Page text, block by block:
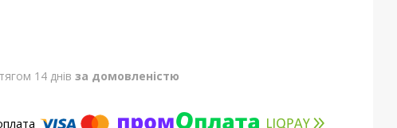
14 днів за домовленістю